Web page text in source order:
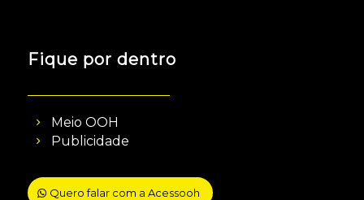
Fique por dentro
Meio OOH
Publicidade
Quero falar com a Acessooh